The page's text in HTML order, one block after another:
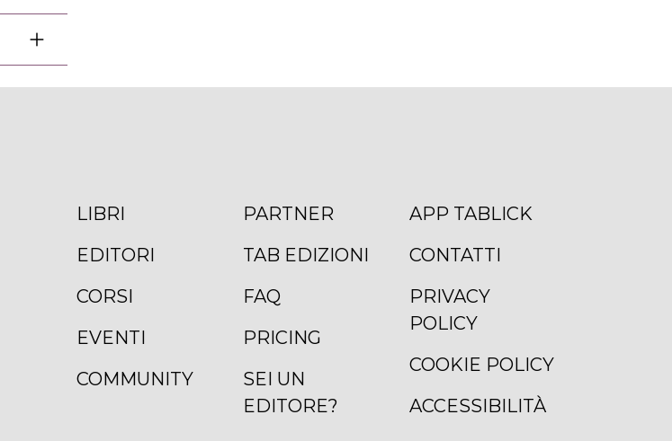
APP TABLICK
CONTATTI
PRIVACY
POLICY
COOKIE POLICY
ACCESSIBILITÀ
PARTNER
TAB EDIZIONI
FAQ
PRICING
SEI UN
EDITORE?
LIBRI
EDITORI
CORSI
EVENTI
COMMUNITY